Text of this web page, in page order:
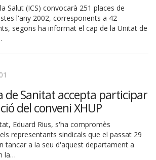
Salut (ICS) convocarà 251 places de
l'any 2002, corresponents a 42
segons ha informat el cap de la Unitat de
de Sanitat accepta participar
del conveni XHUP
Eduard Rius, s'ha compromès
representants sindicals que el passat 29
tancar a la seu d'aquest departament a
la…